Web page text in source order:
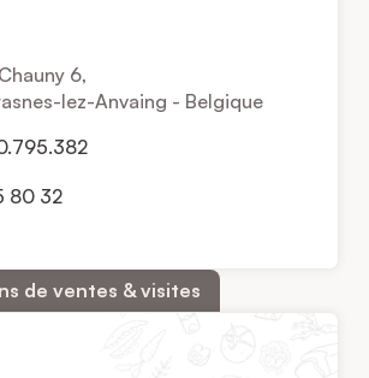
6,
lez-Anvaing - Belgique
80 32
de ventes & visites